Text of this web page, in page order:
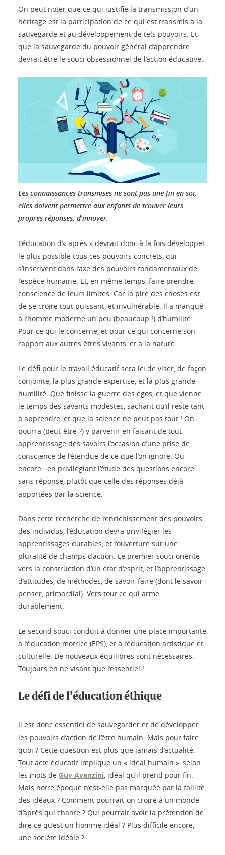
On peut noter que ce qui justifie la transmission d’un
héritage est la participation de ce qui est transmis à la
sauvegarde et au développement de tels pouvoirs. Et
que la sauvegarde du pouvoir général d’apprendre
devrait être le souci obsessionnel de l’action éducative.
Les connaissances transmises ne sont pas une fin en soi,
elles doivent permettre aux enfants de trouver leurs
propres réponses, d’innover.
L’éducation d’« après » devrait donc à la fois développer
le plus possible tous ces pouvoirs concrets, qui
s’inscrivent dans l’axe des pouvoirs fondamentaux de
l’espèce humaine. Et, en même temps, faire prendre
conscience de leurs limites. Car la pire des choses est
de se croire tout puissant, et invulnérable. Il a manqué
à l’homme moderne un peu (beaucoup !) d’humilité.
Pour ce qui le concerne, et pour ce qui concerne son
rapport aux autres êtres vivants, et à la nature.
Le défi pour le travail éducatif sera ici de viser, de façon
conjointe, la plus grande expertise, et la plus grande
humilité. Que finisse la guerre des égos, et que vienne
le temps des savants modestes, sachant qu’il reste tant
à apprendre, et que la science ne peut pas tout ! On
pourra (peut-être ?) y parvenir en faisant de tout
apprentissage des savoirs l’occasion d’une prise de
conscience de l’étendue de ce que l’on ignore. Ou
encore : en privilégiant l’étude des questions encore
sans réponse, plutôt que celle des réponses déjà
apportées par la science.
Dans cette recherche de l’enrichissement des pouvoirs
des individus, l’éducation devra privilégier les
apprentissages durables, et l’ouverture sur une
pluralité de champs d’action. Le premier souci oriente
vers la construction d’un état d’esprit, et l’apprentissage
d’attitudes, de méthodes, de savoir-faire (dont le savoir-
penser, primordial). Vers tout ce qui arme
durablement.
Le second souci conduit à donner une place importante
à l’éducation motrice (EPS), et à l’éducation artistique et
culturelle. De nouveaux équilibres sont nécessaires.
Toujours en ne visant que l’essentiel !
Le défi de l’éducation éthique
Il est donc essentiel de sauvegarder et de développer
les pouvoirs d’action de l’être humain. Mais pour faire
quoi ? Cette question est plus que jamais d’actualité.
Tout acte éducatif implique un « idéal humain », selon
les mots de Guy Avanzini, idéal qu’il prend pour fin.
Mais notre époque n’est-elle pas marquée par la faillite
des idéaux ? Comment pourrait-on croire à un monde
d’après qui chante ? Qui pourrait avoir la prétention de
dire ce qu’est un homme idéal ? Plus difficile encore,
une société idéale ?